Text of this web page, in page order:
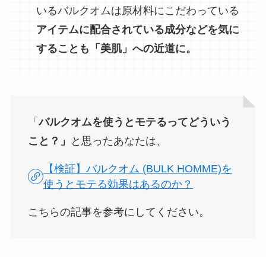
いるバルクオムは原材料にこだわっている
アイテムに配合されている成分などを気に
することも「美肌」への近道に。
「バルクオムを使うとモテるってどういう
こと？」
と思ったあなたは、
【検証】バルクオム (BULK HOMME)を
使うとモテる効果はあるのか？
こちらの記事を参考にしてください。